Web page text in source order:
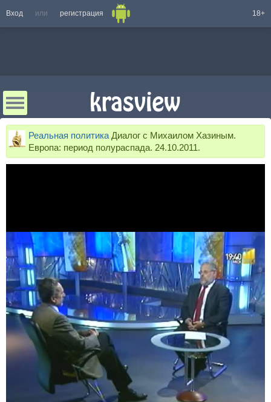
Вход или регистрация 18+
Реальная политика Диалог с Михаилом Хазиным.
Европа: период полураспада. 24.10.2011.